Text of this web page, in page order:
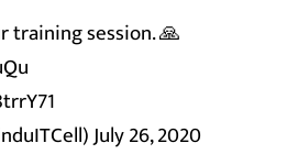
training session. 🙏
July 26, 2020